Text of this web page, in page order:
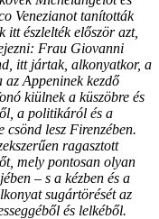
Venezianot tanították
észlelték először azt,
Frau Giovanni
itt jártak, alkonyatkor, a
Appeninek kezdő
kiülnek a küszöbre és
a politikáról és a
csönd lesz Firenzében.
ragasztott
mely pontosan olyan
– s a kézben és a
sugártörését az
és lelkéből.